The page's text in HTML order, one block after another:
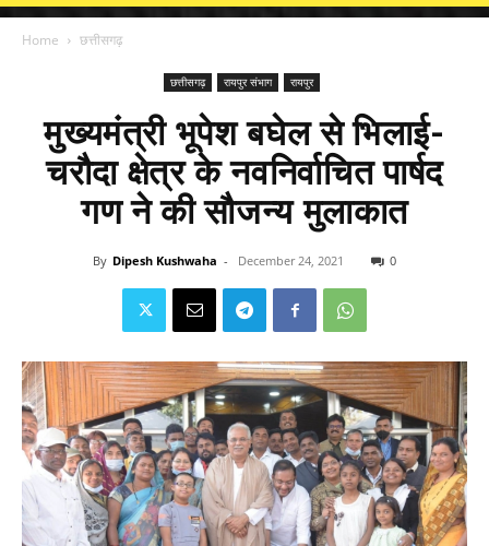
Home छत्तीसगढ़
छत्तीसगढ़ रायपुर संभाग रायपुर
मुख्यमंत्री भूपेश बघेल से भिलाई-
चरौदा क्षेत्र के नवनिर्वाचित पार्षद
गण ने की सौजन्य मुलाकात
By Dipesh Kushwaha - December 24, 2021 0